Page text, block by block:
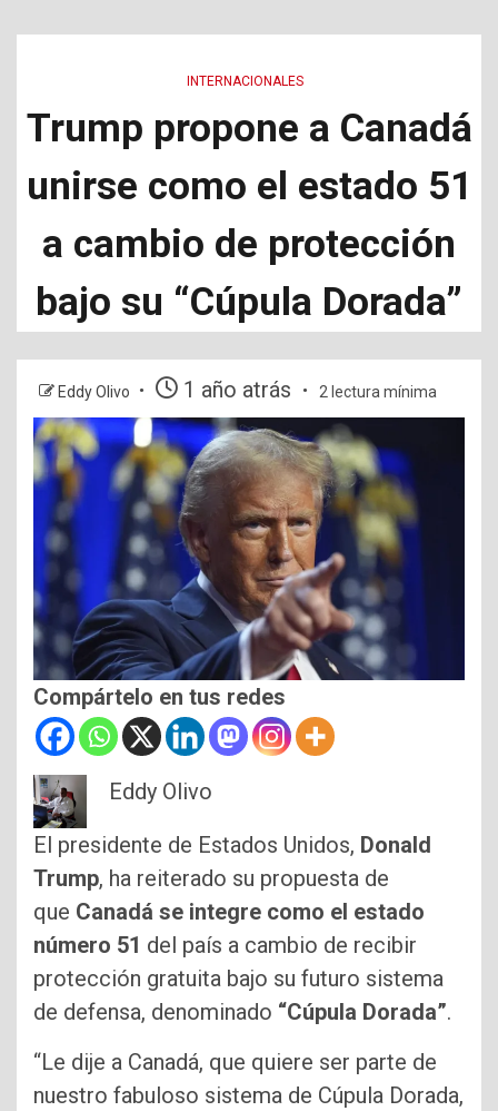
INTERNACIONALES
Trump propone a Canadá
unirse como el estado 51
a cambio de protección
bajo su “Cúpula Dorada”
Eddy Olivo 1 año atrás 2 lectura mínima
Compártelo en tus redes
Eddy Olivo
El presidente de Estados Unidos, Donald
Trump, ha reiterado su propuesta de
que Canadá se integre como el estado
número 51 del país a cambio de recibir
protección gratuita bajo su futuro sistema
de defensa, denominado “Cúpula Dorada”.
“Le dije a Canadá, que quiere ser parte de
nuestro fabuloso sistema de Cúpula Dorada,